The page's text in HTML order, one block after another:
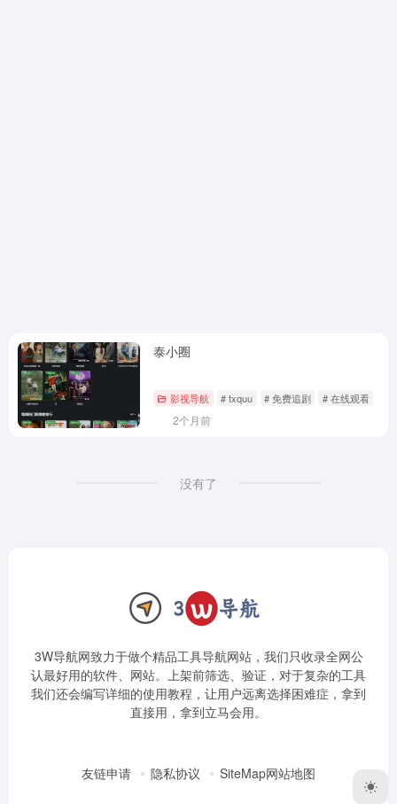
泰小圈
影视导航 # txquu # 免费追剧 # 在线观看
2个月前
没有了
3W导航网致力于做个精品工具导航网站，我们只收录全网公
认最好用的软件、网站。上架前筛选、验证，对于复杂的工具
我们还会编写详细的使用教程，让用户远离选择困难症，拿到
直接用，拿到立马会用。
友链申请 隐私协议 SiteMap网站地图